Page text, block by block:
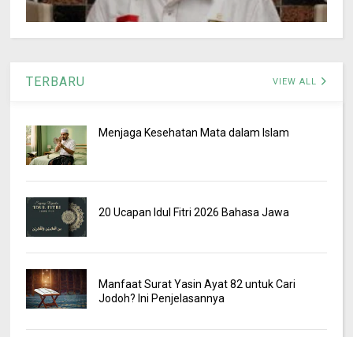
TERBARU VIEW ALL
Menjaga Kesehatan Mata dalam Islam
20 Ucapan Idul Fitri 2026 Bahasa Jawa
Manfaat Surat Yasin Ayat 82 untuk Cari
Jodoh? Ini Penjelasannya